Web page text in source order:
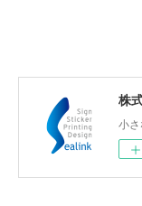
株
小